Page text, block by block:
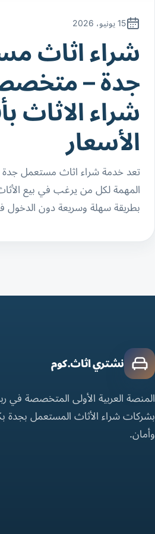
15 يونيو، 2026
شراء اثاث
جدة –
شراء الاثاث
الأسعار
تعد خدمة شراء اثاث مستعمل
المهمة لكل من يرغب في بيع الأثاث
بطريقة سهلة وسريعة دون
نشتري اثاث.كوم
المنصة العربية الأولى المتخصصة في
بشركات شراء الأثاث المستعمل بجدة
وأمان.